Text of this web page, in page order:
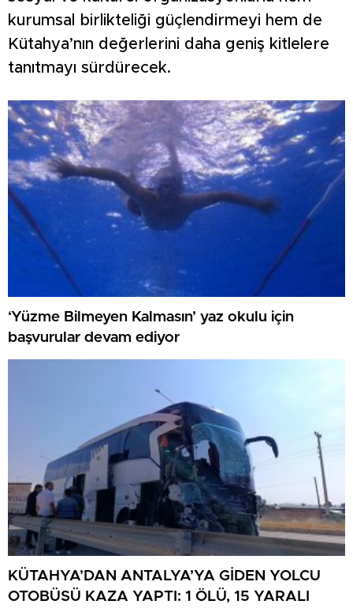
kurumsal birlikteliği güçlendirmeyi hem de
Kütahya’nın değerlerini daha geniş kitlelere
tanıtmayı sürdürecek.
‘Yüzme Bilmeyen Kalmasın’ yaz okulu için
başvurular devam ediyor
KÜTAHYA’DAN ANTALYA’YA GİDEN YOLCU
OTOBÜSÜ KAZA YAPTI: 1 ÖLÜ, 15 YARALI